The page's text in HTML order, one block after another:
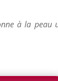
à la peau